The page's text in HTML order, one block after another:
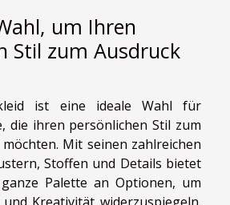
um Ihren
Stil zum Ausdruck
ist eine ideale Wahl für
die ihren persönlichen Stil zum
Mit seinen zahlreichen
Stoffen und Details bietet
Palette an Optionen, um